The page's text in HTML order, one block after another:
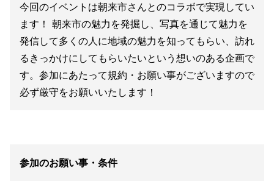
今回のイベントは朝来市さんとのコラボで実現してい
ます！ 朝来市の魅力を発掘し、写真を通じて魅力を
発信して多くの人に地域の魅力を知ってもらい、訪れ
るきっかけにしてもらいたいという想いのある企画で
す。参加にあたって規約・お願い事がございますので
必ず厳守をお願いいたします！
参加のお願い事・条件